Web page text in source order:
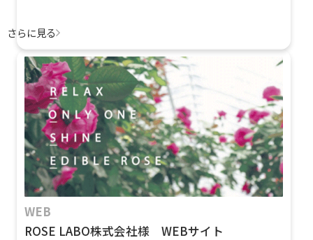
さらに見る
WEB
ROSE LABO株式会社様 WEBサイト